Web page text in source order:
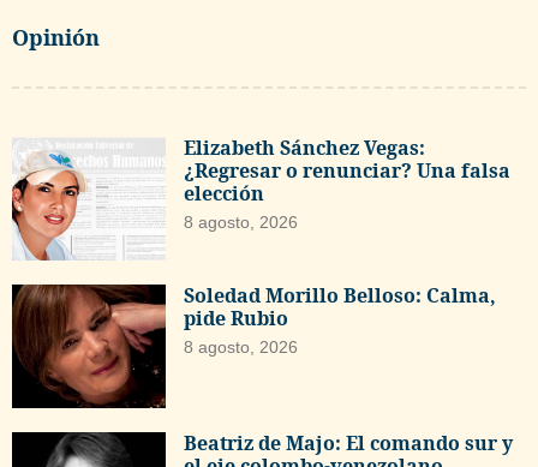
Opinión
Elizabeth Sánchez Vegas:
¿Regresar o renunciar? Una falsa
elección
8 agosto, 2026
Soledad Morillo Belloso: Calma,
pide Rubio
8 agosto, 2026
Beatriz de Majo: El comando sur y